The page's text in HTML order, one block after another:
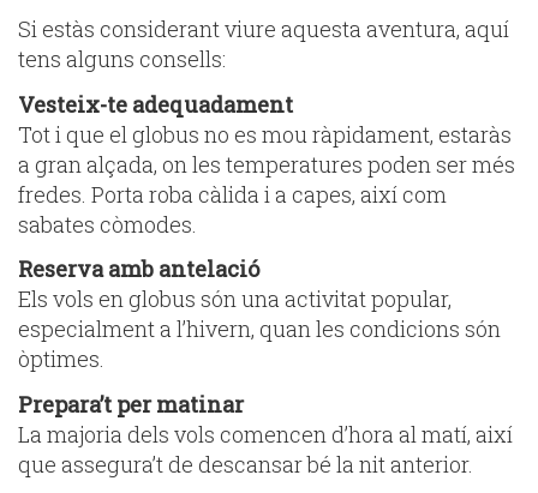
Si estàs considerant viure aquesta aventura, aquí
tens alguns consells:
Vesteix-te adequadament
Tot i que el globus no es mou ràpidament, estaràs
a gran alçada, on les temperatures poden ser més
fredes. Porta roba càlida i a capes, així com
sabates còmodes.
Reserva amb antelació
Els vols en globus són una activitat popular,
especialment a l’hivern, quan les condicions són
òptimes.
Prepara’t per matinar
La majoria dels vols comencen d’hora al matí, així
que assegura’t de descansar bé la nit anterior.